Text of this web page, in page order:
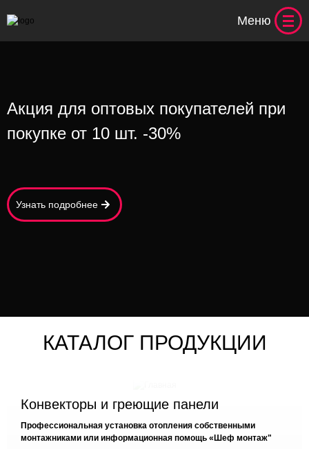
Меню
Акция для оптовых покупателей при
покупке от 10 шт. -30%
Узнать подробнее
КАТАЛОГ ПРОДУКЦИИ
Конвекторы и греющие панели
Профессиональная установка отопления собственными
монтажниками или информационная помощь «Шеф монтаж"